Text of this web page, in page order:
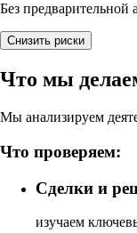
Без предварительной
Снизить риски
Что мы
Мы анализируем
Что проверяем:
Сделки и
изучаем